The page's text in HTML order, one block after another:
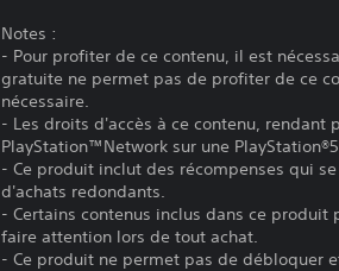
Notes :
- Pour profiter de ce contenu, il est
gratuite ne permet pas de profiter de ce
nécessaire.
- Les droits d'accès à ce contenu,
PlayStation™Network sur une
- Ce produit inclut des récompenses qui
d'achats redondants.
- Certains contenus inclus dans ce
faire attention lors de tout achat.
- Ce produit ne permet pas de débloquer